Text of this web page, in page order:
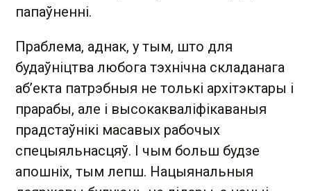
папаўненні.
Праблема, аднак, у тым, што для
будаўніцтва любога тэхнічна складанага
аб’екта патрэбныя не толькі архітэктары і
прарабы, але і высокакваліфікаваныя
прадстаўнікі масавых рабочых
спецыяльнасцяў. І чым больш будзе
апошніх, тым лепш. Нацыянальныя